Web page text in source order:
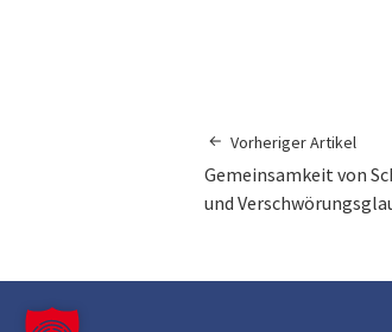
Vorheriger Artikel
Gemeinsamkeit von
und